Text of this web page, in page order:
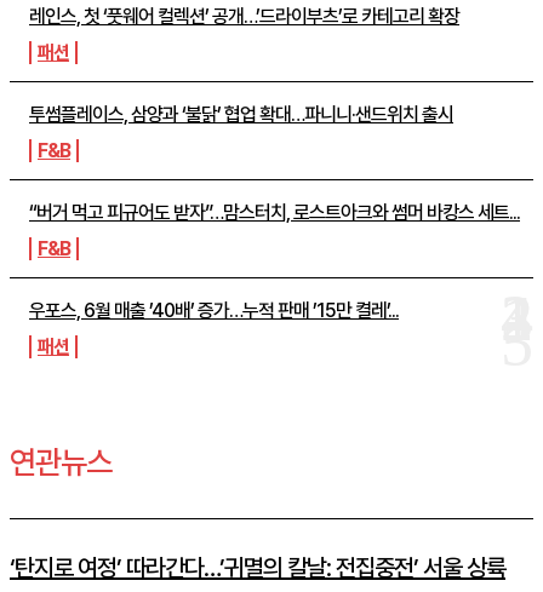
레인스, 첫 ‘풋웨어 컬렉션’ 공개…’드라이부츠’로 카테고리 확장
패션
투썸플레이스, 삼양과 ‘불닭’ 협업 확대…파니니·샌드위치 출시
F&B
“버거 먹고 피규어도 받자”…맘스터치, 로스트아크와 썸머 바캉스 세트...
F&B
우포스, 6월 매출 ’40배’ 증가…누적 판매 ’15만 켤레’...
패션
연관뉴스
‘탄지로 여정’ 따라간다…’귀멸의 칼날: 전집중전’ 서울 상륙